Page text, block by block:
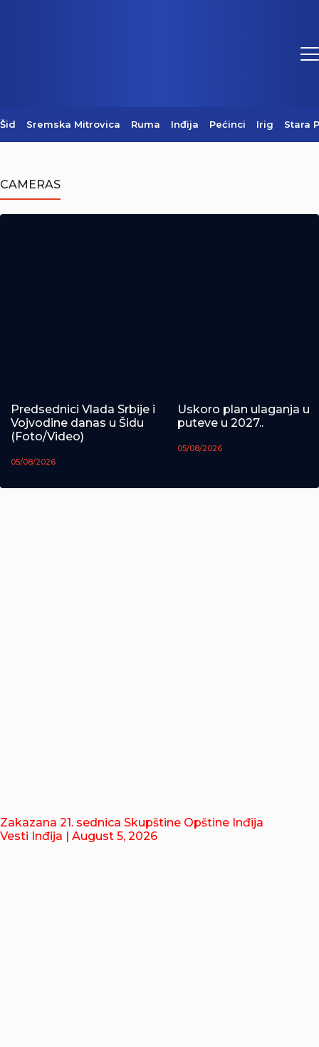
Šid Sremska Mitrovica Ruma Inđija Pećinci Irig Stara
CAMERAS
Predsednici Vlada Srbije i
Vojvodine danas u Šidu
(Foto/Video)
05/08/2026
Uskoro plan ulaganja u
puteve u 2027..
05/08/2026
Zakazana 21. sednica Skupštine Opštine Inđija
Vesti Inđija | August 5, 2026